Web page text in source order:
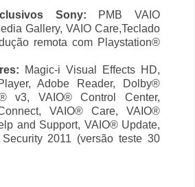
Sony: PMB VAIO
Gallery, VAIO Care,Teclado
remota com Playstation®
Magic-i Visual Effects HD,
Adobe Reader, Dolby®
v3, VAIO® Control Center,
VAIO® Care, VAIO®
and Support, VAIO® Update,
Security 2011 (versão teste 30